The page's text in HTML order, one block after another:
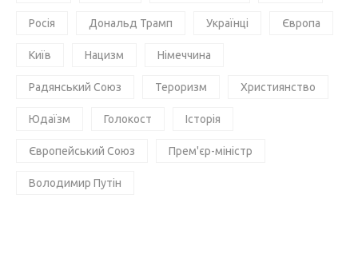
Росія Дональд Трамп Українці Європа
Київ Нацизм Німеччина
Радянський Союз Тероризм Християнство
Юдаїзм Голокост Історія
Європейський Союз Прем'єр-міністр
Володимир Путін